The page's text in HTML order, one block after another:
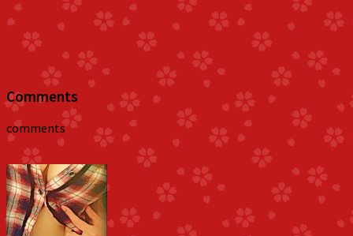
Comments
comments